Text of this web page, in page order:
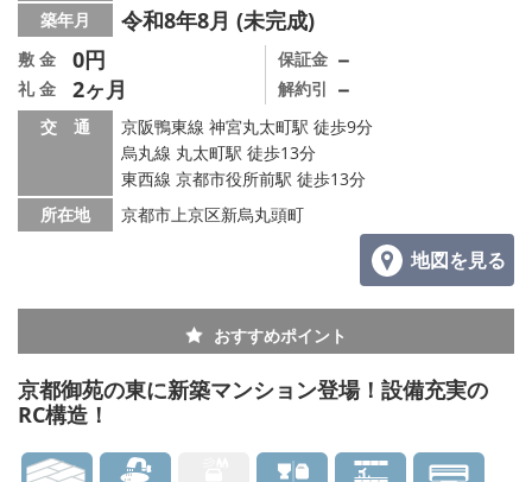
会社概要
メールでお問い合わせ
築年月 令和8年8月 (未完成)
敷 金 0円
礼 金 2ヶ月
保証金 －
解約引 －
交 通
京阪鴨東線 神宮丸太町駅 徒歩9分
烏丸線 丸太町駅 徒歩13分
東西線 京都市役所前駅 徒歩13分
所在地
京都市上京区新烏丸頭町
地図を見る
おすすめポイント
京都御苑の東に新築マンション登場！設備充実の
RC構造！